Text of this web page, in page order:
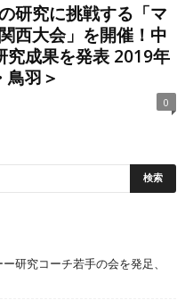
研究に挑戦する「マ
西大会」を開催！中
究成果を発表 2019年
鳥羽＞
0
研究コーチ若手の会を発足、